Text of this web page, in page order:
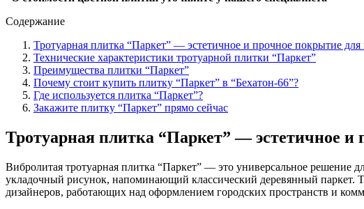
Содержание
Тротуарная плитка “Паркет” — эстетичное и прочное покрытие для
Технические характеристики тротуарной плитки “Паркет”
Преимущества плитки “Паркет”
Почему стоит купить плитку “Паркет” в “Бехатон-66”?
Где используется плитка “Паркет”?
Закажите плитку “Паркет” прямо сейчас
Тротуарная плитка “Паркет” — эстетичное и
Вибролитая тротуарная плитка “Паркет” — это универсальное решение
укладочный рисунок, напоминающий классический деревянный паркет.
дизайнеров, работающих над оформлением городских пространств и